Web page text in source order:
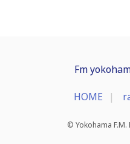
Fm
HOME
© Yokohama